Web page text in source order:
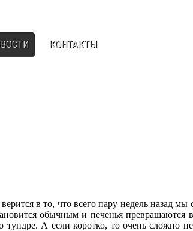
КОНТАКТЫ
в то, что всего пару недель назад
обычным и печенья
А если коротко, то очень сложно